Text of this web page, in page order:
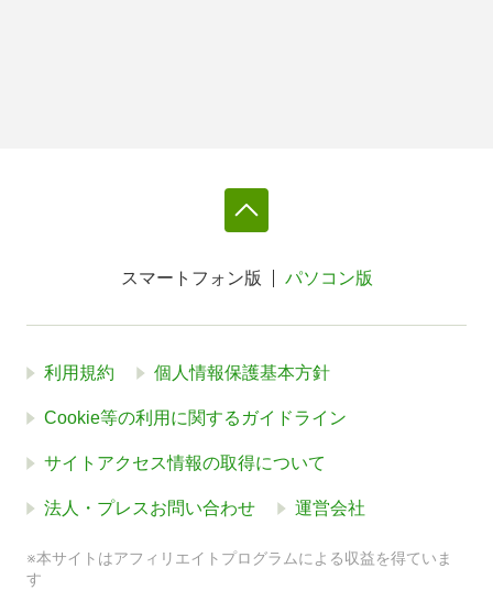
スマートフォン版 パソコン版
利用規約 個人情報保護基本方針
Cookie等の利用に関するガイドライン
サイトアクセス情報の取得について
法人・プレスお問い合わせ 運営会社
※本サイトはアフィリエイトプログラムによる収益を得ていま
す